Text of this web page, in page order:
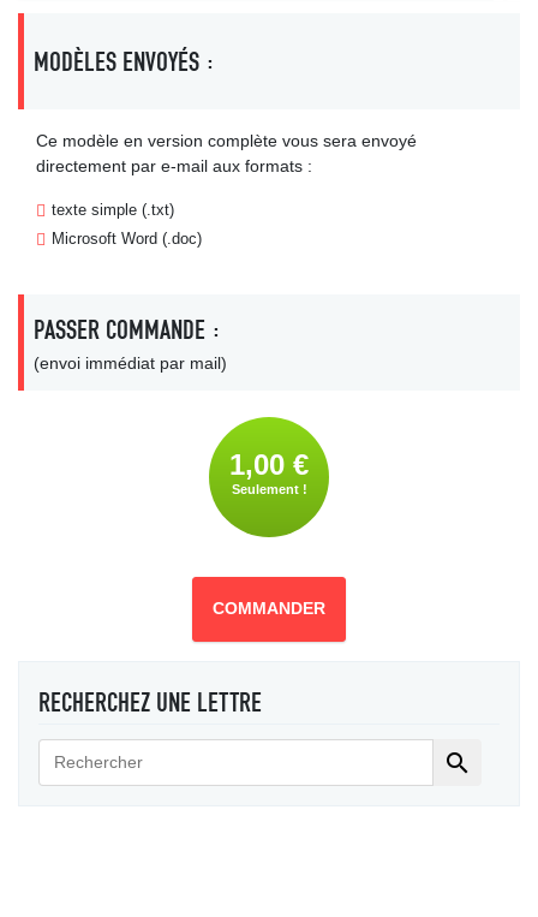
MODÈLES ENVOYÉS :
Ce modèle en version complète vous sera envoyé
directement par e-mail aux formats :
texte simple (.txt)
Microsoft Word (.doc)
PASSER COMMANDE :
(envoi immédiat par mail)
1,00 €
Seulement !
COMMANDER
RECHERCHEZ UNE LETTRE
